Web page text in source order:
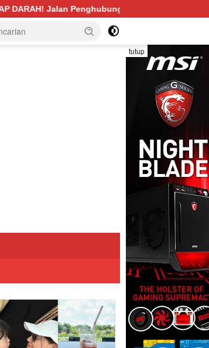
Desa Pengabuan–Betung PALI Hancur, Truk
tutup